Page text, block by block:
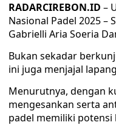
RADARCIREBON.ID –
Nasional Padel 2025 –
Gabrielli Aria Soeria
Bukan sekadar
ini juga menjajal
Menurutnya, dengan
mengesankan serta
padel memiliki